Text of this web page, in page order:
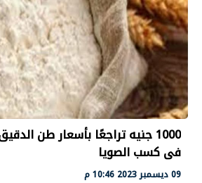
فى كسب الصويا
09 ديسمبر 2023 10:46 م